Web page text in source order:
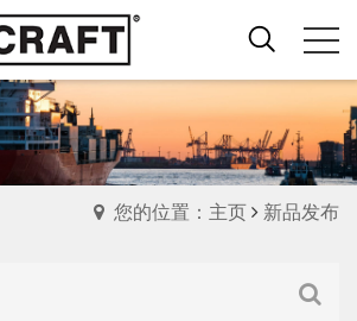
您的位置：主页 新品发布